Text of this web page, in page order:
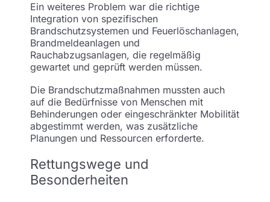
Ein weiteres Problem war die richtige
Integration von spezifischen
Brandschutzsystemen und Feuerlöschanlagen,
Brandmeldeanlagen und
Rauchabzugsanlagen, die regelmäßig
gewartet und geprüft werden müssen.
Die Brandschutzmaßnahmen mussten auch
auf die Bedürfnisse von Menschen mit
Behinderungen oder eingeschränkter Mobilität
abgestimmt werden, was zusätzliche
Planungen und Ressourcen erforderte.
Rettungswege und
Besonderheiten